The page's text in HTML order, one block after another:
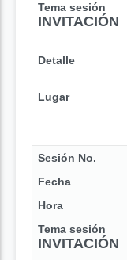
Tema sesión
INVITACIÓN
Detalle
Lugar
Sesión No.
Fecha
Hora
Tema sesión
INVITACIÓN